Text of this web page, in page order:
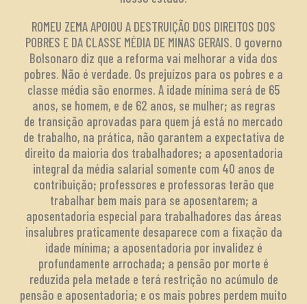
ROMEU ZEMA APOIOU A DESTRUIÇÃO DOS DIREITOS DOS
POBRES E DA CLASSE MÉDIA DE MINAS GERAIS. O governo
Bolsonaro diz que a reforma vai melhorar a vida dos
pobres. Não é verdade. Os prejuízos para os pobres e a
classe média são enormes. A idade mínima será de 65
anos, se homem, e de 62 anos, se mulher; as regras
de transição aprovadas para quem já está no mercado
de trabalho, na prática, não garantem a expectativa de
direito da maioria dos trabalhadores; a aposentadoria
integral da média salarial somente com 40 anos de
contribuição; professores e professoras terão que
trabalhar bem mais para se aposentarem; a
aposentadoria especial para trabalhadores das áreas
insalubres praticamente desaparece com a fixação da
idade mínima; a aposentadoria por invalidez é
profundamente arrochada; a pensão por morte é
reduzida pela metade e terá restrição no acúmulo de
pensão e aposentadoria; e os mais pobres perdem muito